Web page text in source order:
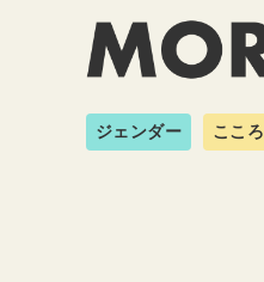
ジェンダー こころ